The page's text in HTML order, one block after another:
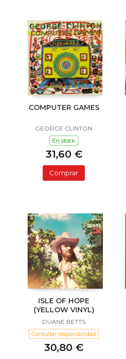
COMPUTER GAMES
GEORGE CLINTON
En stock
31,60 €
Comprar
ISLE OF HOPE
(YELLOW VINYL)
DUANE BETTS
Consultar disponibilidad
30,80 €